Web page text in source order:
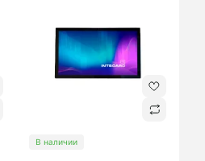
В наличии